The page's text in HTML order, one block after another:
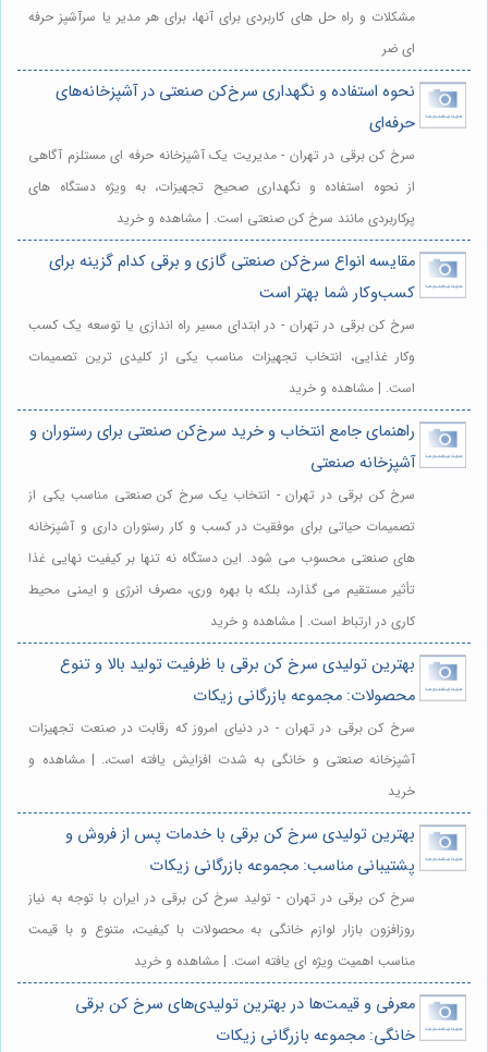
مشکلات و راه حل های کاربردی برای آنها، برای هر مدیر یا سرآشپز حرفه
ای ضر
نحوه استفاده و نگهداری سرخ‌کن صنعتی در آشپزخانه‌های
حرفه‌ای
سرخ کن برقی در تهران - مدیریت یک آشپزخانه حرفه ای مستلزم آگاهی
از نحوه استفاده و نگهداری صحیح تجهیزات، به ویژه دستگاه های
پرکاربردی مانند سرخ کن صنعتی است. | مشاهده و خرید
مقایسه انواع سرخ‌کن صنعتی گازی و برقی کدام گزینه برای
کسب‌وکار شما بهتر است
سرخ کن برقی در تهران - در ابتدای مسیر راه اندازی یا توسعه یک کسب
وکار غذایی، انتخاب تجهیزات مناسب یکی از کلیدی ترین تصمیمات
است. | مشاهده و خرید
راهنمای جامع انتخاب و خرید سرخ‌کن صنعتی برای رستوران و
آشپزخانه صنعتی
سرخ کن برقی در تهران - انتخاب یک سرخ کن صنعتی مناسب یکی از
تصمیمات حیاتی برای موفقیت در کسب و کار رستوران داری و آشپزخانه
های صنعتی محسوب می شود. این دستگاه نه تنها بر کیفیت نهایی غذا
تأثیر مستقیم می گذارد، بلکه با بهره وری، مصرف انرژی و ایمنی محیط
کاری در ارتباط است. | مشاهده و خرید
بهترین تولیدی سرخ کن برقی با ظرفیت تولید بالا و تنوع
محصولات: مجموعه بازرگانی زیکات
سرخ کن برقی در تهران - در دنیای امروز که رقابت در صنعت تجهیزات
آشپزخانه صنعتی و خانگی به شدت افزایش یافته است،. | مشاهده و
خرید
بهترین تولیدی سرخ کن برقی با خدمات پس از فروش و
پشتیبانی مناسب: مجموعه بازرگانی زیکات
سرخ کن برقی در تهران - تولید سرخ کن برقی در ایران با توجه به نیاز
روزافزون بازار لوازم خانگی به محصولات با کیفیت، متنوع و با قیمت
مناسب اهمیت ویژه ای یافته است. | مشاهده و خرید
معرفی و قیمت‌ها در بهترین تولیدی‌های سرخ کن برقی
خانگی: مجموعه بازرگانی زیکات